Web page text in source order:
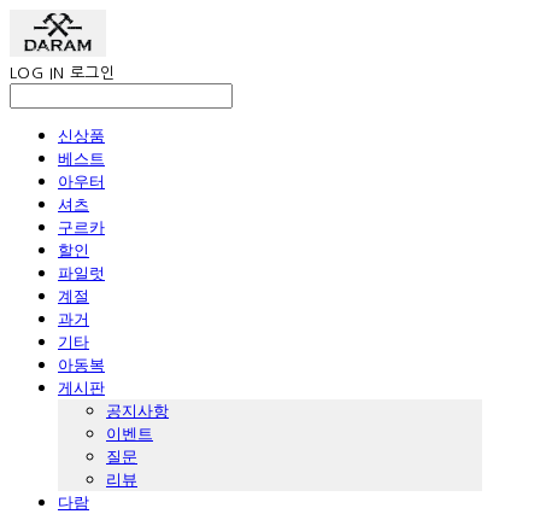
LOG IN 로그인
신상품
베스트
아우터
셔츠
구르카
할인
파일럿
계절
과거
기타
아동복
게시판
공지사항
이벤트
질문
리뷰
다람